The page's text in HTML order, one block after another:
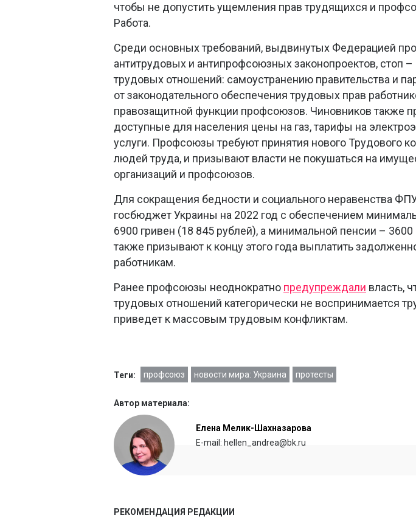
чтобы не допустить ущемления прав трудящихся и
Работа.
Среди основных требований, выдвинутых Федерацией
антитрудовых и антипрофсоюзных законопроектов, стоп
трудовых отношений: самоустранению правительства и
от законодательного обеспечения трудовых прав
правозащитной функции профсоюзов. Чиновников также
доступные для населения цены на газ, тарифы на
услуги. Профсоюзы требуют принятия нового Трудового
людей труда, и призывают власти не покушаться на
организаций и профсоюзов.
Для сокращения бедности и социального неравенства
госбюджет Украины на 2022 год с обеспечением
6900 гривен (18 845 рублей), а минимальной пенсии –
также призывают к концу этого года выплатить
работникам.
Ранее профсоюзы неоднократно предупреждали власть,
трудовых отношений категорически не воспринимается
приведет к массовым трудовым конфликтам.
Теги: профсоюз новости мира: Украина протесты
Автор материала:
Елена Мелик-Шахназарова
E-mail: hellen_andrea@bk.ru
РЕКОМЕНДАЦИЯ РЕДАКЦИИ